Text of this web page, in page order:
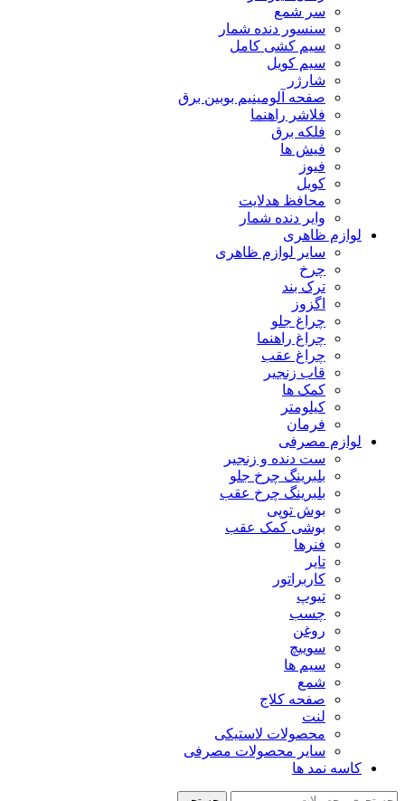
سر شمع
سنسور دنده شمار
سیم کشی کامل
سیم کویل
شارژر
صفحه آلومینیم بوبین برق
فلاشر راهنما
فلکه برق
فیش ها
فیوز
کویل
محافظ هدلایت
وایر دنده شمار
لوازم ظاهری
سایر لوازم ظاهری
چرخ
ترک بند
اگزوز
چراغ جلو
چراغ راهنما
چراغ عقب
قاب زنجیر
کمک ها
کیلومتر
فرمان
لوازم مصرفی
ست دنده و زنجیر
بلبرینگ چرخ جلو
بلبرینگ چرخ عقب
بوش توپی
بوشی کمک عقب
فنرها
تایر
کاربراتور
تیوپ
چسب
روغن
سوییچ
سیم ها
شمع
صفحه کلاج
لنت
محصولات لاستیکی
سایر محصولات مصرفی
کاسه نمد ها